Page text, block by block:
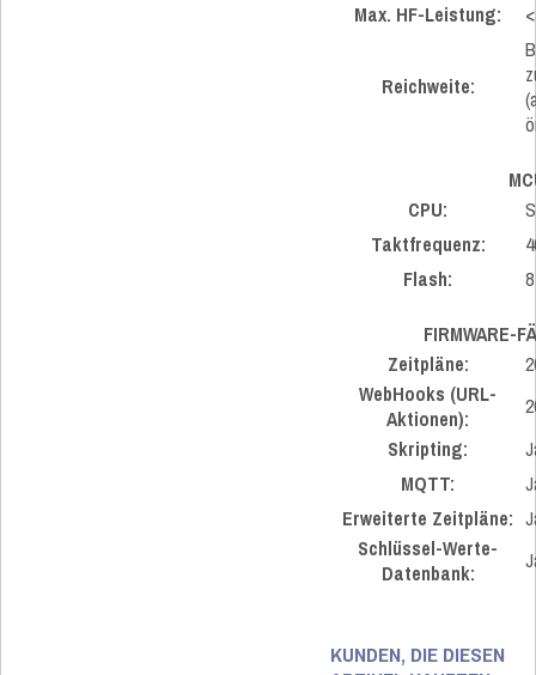
Max. HF-Leistung:
Reichweite:
CPU:
Taktfrequenz:
Flash:
FIRMWARE-
Zeitpläne:
WebHooks (URL-
Aktionen):
Skripting:
MQTT:
Erweiterte Zeitpläne:
Schlüssel-Werte-
Datenbank:
KUNDEN, DIE DIESEN